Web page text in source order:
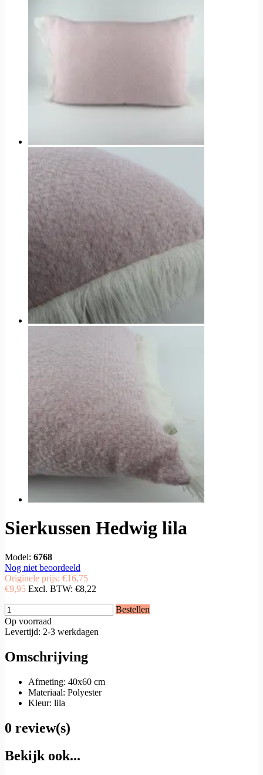
Sierkussen Hedwig lila
Model: 6768
Nog niet beoordeeld
Originele prijs: €16,75
€9,95 Excl. BTW: €8,22
Bestellen
Op voorraad
Levertijd: 2-3 werkdagen
Omschrijving
Afmeting: 40x60 cm
Materiaal: Polyester
Kleur: lila
0 review(s)
Bekijk ook...